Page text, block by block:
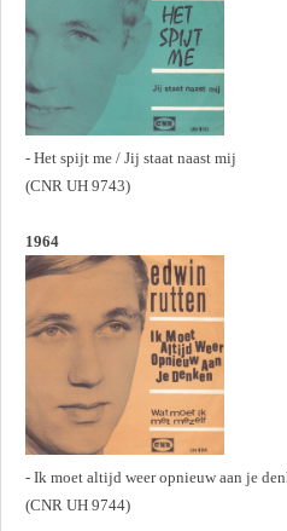
- Het spijt me / Jij staat naast mij
(CNR UH 9743)
1964
- Ik moet altijd weer opnieuw aan je
(CNR UH 9744)